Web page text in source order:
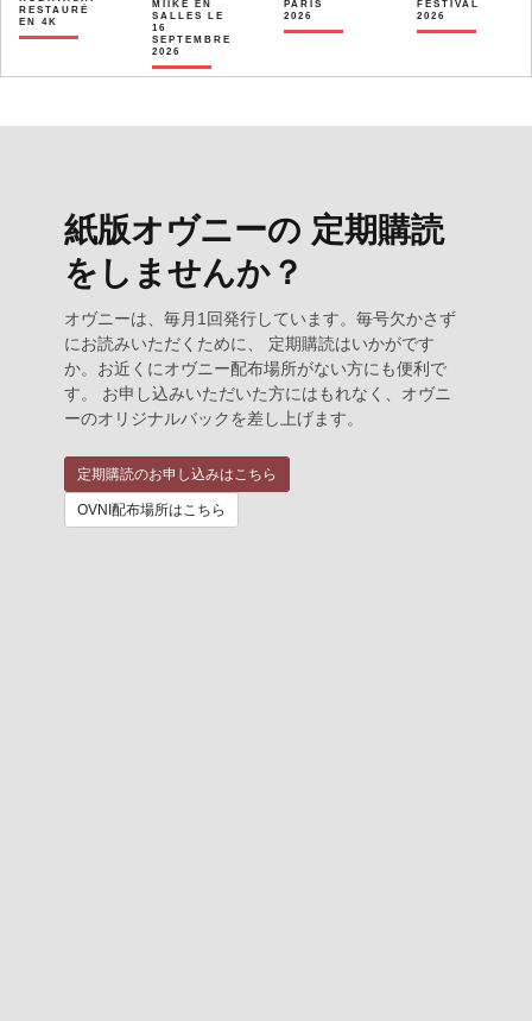
RESTAURÉ
EN 4K
MIIKE EN
SALLES LE
16
SEPTEMBRE
2026
PARIS
2026
FESTIVAL
2026
紙版オヴニーの 定期購読
をしませんか？
オヴニーは、毎月1回発行しています。毎号欠かさず
にお読みいただくために、 定期購読はいかがです
か。お近くにオヴニー配布場所がない方にも便利で
す。 お申し込みいただいた方にはもれなく、オヴニ
ーのオリジナルバックを差し上げます。
定期購読のお申し込みはこちら
OVNI配布場所はこちら